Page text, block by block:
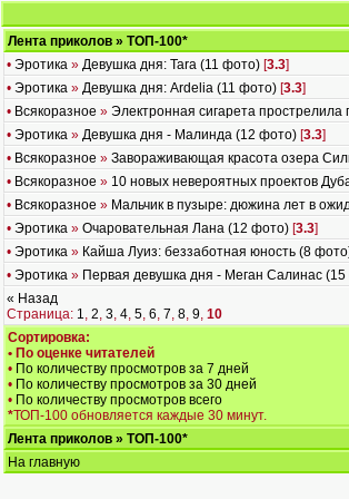
Лента приколов » ТОП-100*
• Эротика » Девушка дня: Tara (11 фото) [3.3]
• Эротика » Девушка дня: Ardelia (11 фото) [3.3]
• Всякоразное » Электронная сигарета
• Эротика » Девушка дня - Малинда (12 фото) [3.3]
• Всякоразное » Завораживающая красота озера
• Всякоразное » 10 новых невероятных проектов
• Всякоразное » Мальчик в пузыре: дюжина лет в
• Эротика » Очаровательная Лана (12 фото) [3.3]
• Эротика » Кайша Луиз: беззаботная юность (8
• Эротика » Первая девушка дня - Меган Салинас
« Назад
Страница: 1, 2, 3, 4, 5, 6, 7, 8, 9, 10
Сортировка:
• По оценке читателей
• По количеству просмотров за 7 дней
• По количеству просмотров за 30 дней
• По количеству просмотров всего
*ТОП-100 обновляется каждые 30 минут.
Лента приколов » ТОП-100*
На главную